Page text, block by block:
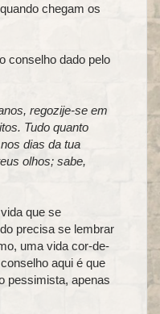
chegam os
conselho dado pelo
regozije-se em
Tudo quanto
dias da tua
olhos; sabe,
que se
precisa se lembrar
uma vida cor-de-
aqui é que
pessimista, apenas